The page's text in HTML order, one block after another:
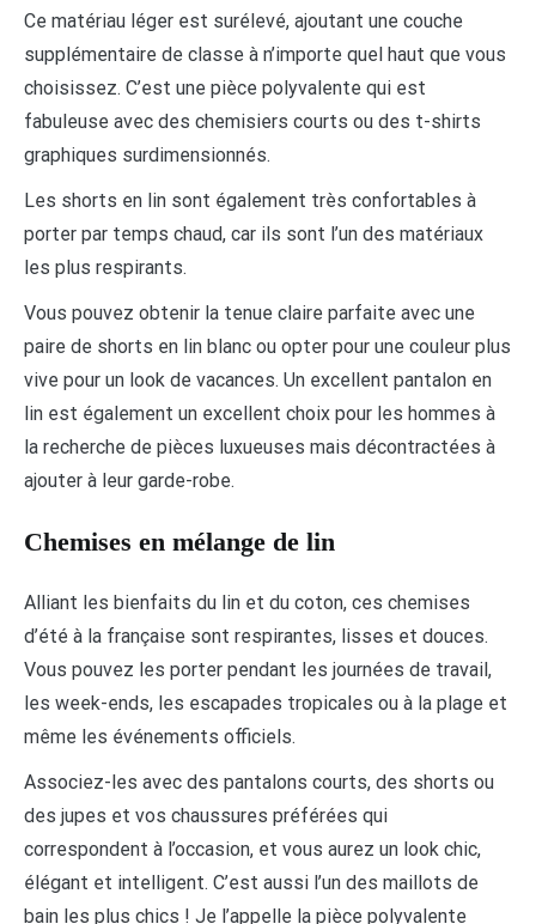
Ce matériau léger est surélevé, ajoutant une couche
supplémentaire de classe à n’importe quel haut que vous
choisissez. C’est une pièce polyvalente qui est
fabuleuse avec des chemisiers courts ou des t-shirts
graphiques surdimensionnés.
Les shorts en lin sont également très confortables à
porter par temps chaud, car ils sont l’un des matériaux
les plus respirants.
Vous pouvez obtenir la tenue claire parfaite avec une
paire de shorts en lin blanc ou opter pour une couleur plus
vive pour un look de vacances. Un excellent pantalon en
lin est également un excellent choix pour les hommes à
la recherche de pièces luxueuses mais décontractées à
ajouter à leur garde-robe.
Chemises en mélange de lin
Alliant les bienfaits du lin et du coton, ces chemises
d’été à la française sont respirantes, lisses et douces.
Vous pouvez les porter pendant les journées de travail,
les week-ends, les escapades tropicales ou à la plage et
même les événements officiels.
Associez-les avec des pantalons courts, des shorts ou
des jupes et vos chaussures préférées qui
correspondent à l’occasion, et vous aurez un look chic,
élégant et intelligent. C’est aussi l’un des maillots de
bain les plus chics ! Je l’appelle la pièce polyvalente